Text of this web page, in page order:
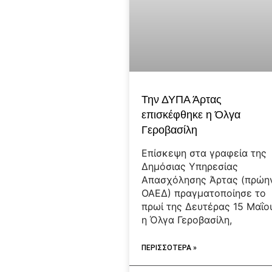
Την ΔΥΠΑ Άρτας
επισκέφθηκε η Όλγα
Γεροβασίλη
Επίσκεψη στα γραφεία της
Δημόσιας Υπηρεσίας
Απασχόλησης Άρτας
ΟΑΕΔ) πραγματοποίησε το
πρωί της Δευτέρας 15
η Όλγα Γεροβασίλη,
ΠΕΡΙΣΣΟΤΕΡΑ »